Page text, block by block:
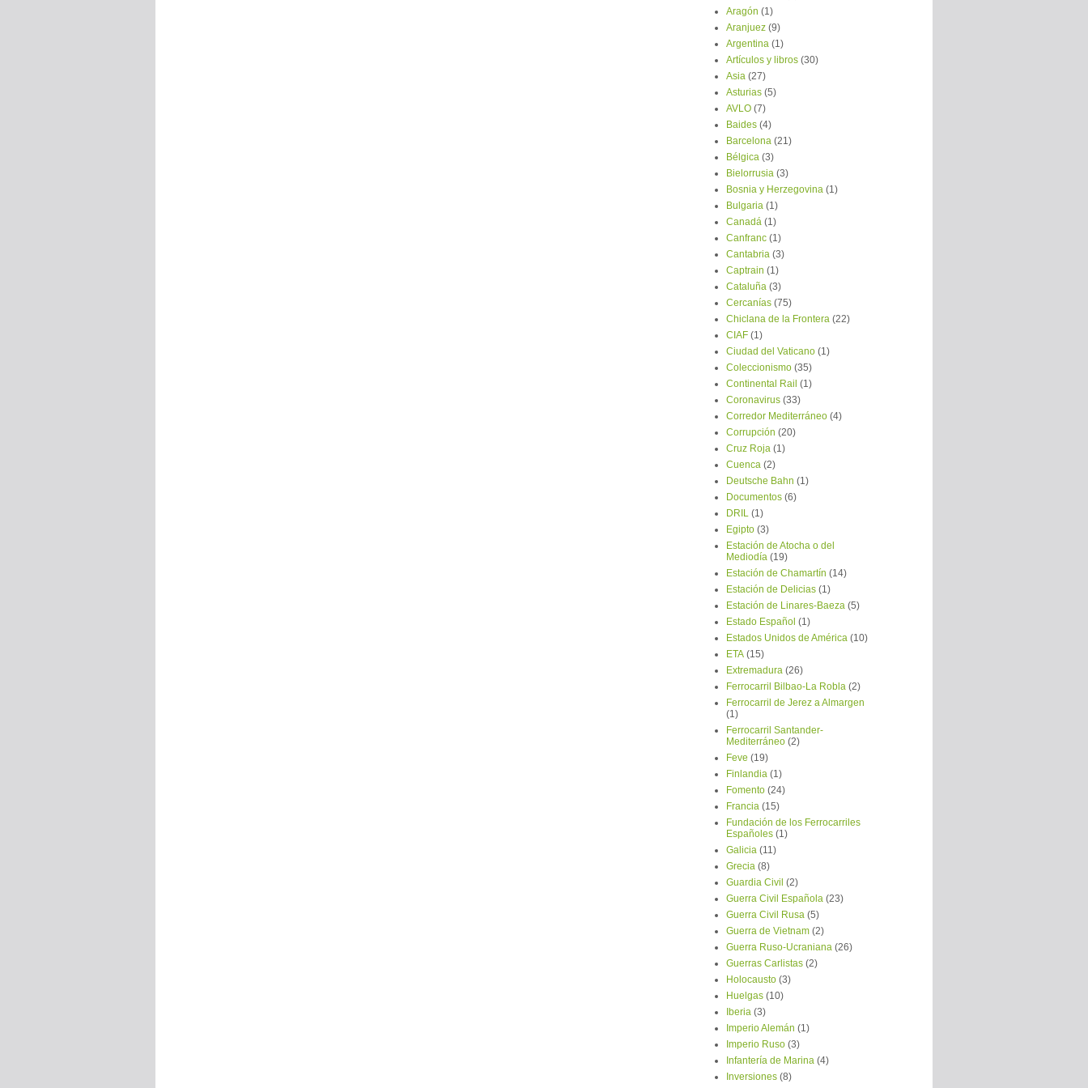
Aragón (1)
Aranjuez (9)
Argentina (1)
Artículos y libros (30)
Asia (27)
Asturias (5)
AVLO (7)
Baides (4)
Barcelona (21)
Bélgica (3)
Bielorrusia (3)
Bosnia y Herzegovina (1)
Bulgaria (1)
Canadá (1)
Canfranc (1)
Cantabria (3)
Captrain (1)
Cataluña (3)
Cercanías (75)
Chiclana de la Frontera (22)
CIAF (1)
Ciudad del Vaticano (1)
Coleccionismo (35)
Continental Rail (1)
Coronavirus (33)
Corredor Mediterráneo (4)
Corrupción (20)
Cruz Roja (1)
Cuenca (2)
Deutsche Bahn (1)
Documentos (6)
DRIL (1)
Egipto (3)
Estación de Atocha o del
Mediodía (19)
Estación de Chamartín (14)
Estación de Delicias (1)
Estación de Linares-Baeza (5)
Estado Español (1)
Estados Unidos de América (10)
ETA (15)
Extremadura (26)
Ferrocarril Bilbao-La Robla (2)
Ferrocarril de Jerez a Almargen
(1)
Ferrocarril Santander-
Mediterráneo (2)
Feve (19)
Finlandia (1)
Fomento (24)
Francia (15)
Fundación de los Ferrocarriles
Españoles (1)
Galicia (11)
Grecia (8)
Guardia Civil (2)
Guerra Civil Española (23)
Guerra Civil Rusa (5)
Guerra de Vietnam (2)
Guerra Ruso-Ucraniana (26)
Guerras Carlistas (2)
Holocausto (3)
Huelgas (10)
Iberia (3)
Imperio Alemán (1)
Imperio Ruso (3)
Infantería de Marina (4)
Inversiones (8)